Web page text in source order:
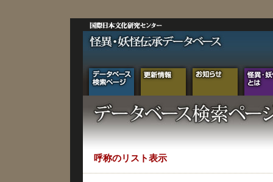
呼称のリスト表示